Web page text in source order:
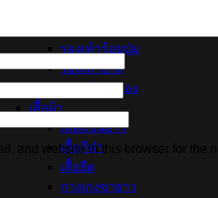
รองเท้าร้อยปุ่ม
รองเท้าบาส
รองเท้าลำลอง
เสื้อผ้า
เสื้อแขนยาว
เสื้อกีฬา
เสื้อยืด
กางเกงขายาว
and website in this browser for the